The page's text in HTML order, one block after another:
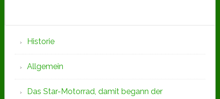
Seitenspalte
Historie
Allgemein
Das Star-Motorrad, damit begann der